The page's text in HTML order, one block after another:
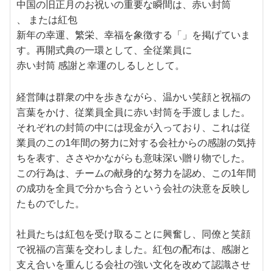
中国の旧正月のお祝いの重要な瞬間は、 赤い封筒
、 または紅包
新年の幸運、繁栄、幸福を象徴する「」を掲げていま
す。再開式典の一環として、全従業員に
赤い封筒 感謝と幸運のしるしとして。
経営陣は群衆の中を歩きながら、温かい笑顔と祝福の
言葉をかけ、従業員全員に赤い封筒を手渡しました。
それぞれの封筒の中には現金が入っており、これは従
業員のこの1年間の努力に対する会社からの感謝の気持
ちを表す、ささやかながらも意味深い贈り物でした。
この行為は、チームの献身的な努力を認め、この1年間
の成功を全員で分かち合うという会社の決意を反映し
たものでした。
社員たちは紅包を受け取ることに興奮し、同僚と笑顔
で祝福の言葉を交わしました。紅包の配布は、感謝と
支え合いを重んじる会社の強い文化を改めて認識させ